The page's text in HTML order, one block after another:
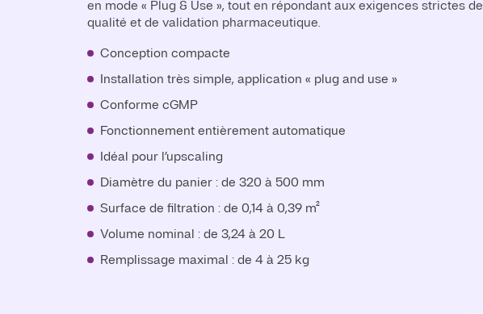
en mode « Plug & Use », tout en répondant aux exigences strictes de
qualité et de validation pharmaceutique.
Conception compacte
Installation très simple, application « plug and use »
Conforme cGMP
Fonctionnement entièrement automatique
Idéal pour l’upscaling
Diamètre du panier : de 320 à 500 mm
Surface de filtration : de 0,14 à 0,39 m²
Volume nominal : de 3,24 à 20 L
Remplissage maximal : de 4 à 25 kg
isolateur ou une boîte à gants pour une utilisation en environnement
confiné.
Conception mobile et compacte
Installation « plug and use » très simple
Idéal pour l’upscaling
Très facile à utiliser
Nettoyage CIP
Adapté pour installation dans isolateurs / glove boxes
Diamètre du panier : de 300 à 500 mm
Surface de filtration : de 0,14 à 0,47 m²
Volume nominal : de 4,9 à 30 L